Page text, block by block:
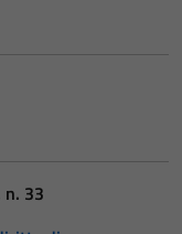
n. 33